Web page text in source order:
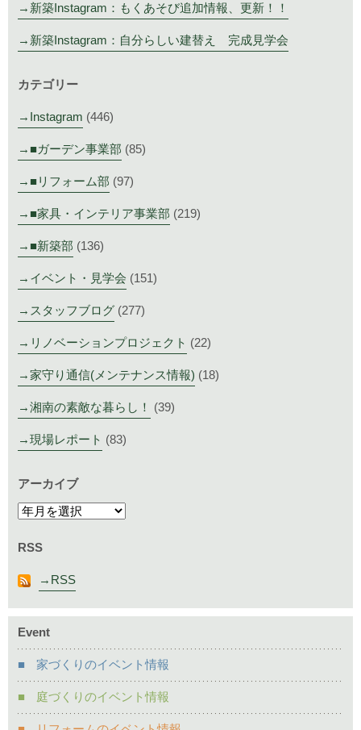
新築Instagram：もくあそび追加情報、更新！！
新築Instagram：自分らしい建替え 完成見学会
カテゴリー
Instagram (446)
■ガーデン事業部 (85)
■リフォーム部 (97)
■家具・インテリア事業部 (219)
■新築部 (136)
イベント・見学会 (151)
スタッフブログ (277)
リノベーションプロジェクト (22)
家守り通信(メンテナンス情報) (18)
湘南の素敵な暮らし！ (39)
現場レポート (83)
アーカイブ
RSS
RSS
Event
家づくりのイベント情報
庭づくりのイベント情報